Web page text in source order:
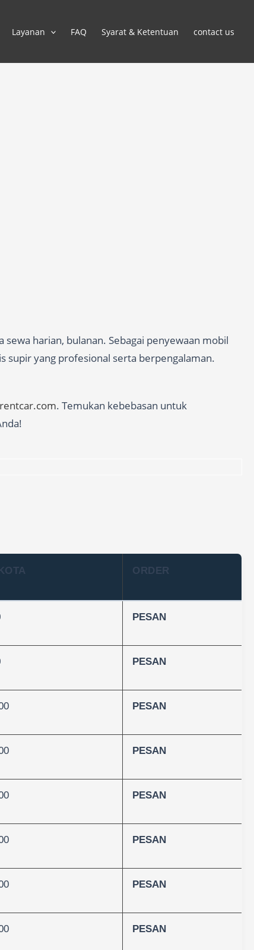
Layanan FAQ Syarat & Ketentuan contact us
harian, bulanan. Sebagai penyewaan mobil
supir yang profesional serta berpengalaman.
. Temukan kebebasan untuk
ORDER
PESAN
PESAN
PESAN
PESAN
PESAN
PESAN
PESAN
PESAN